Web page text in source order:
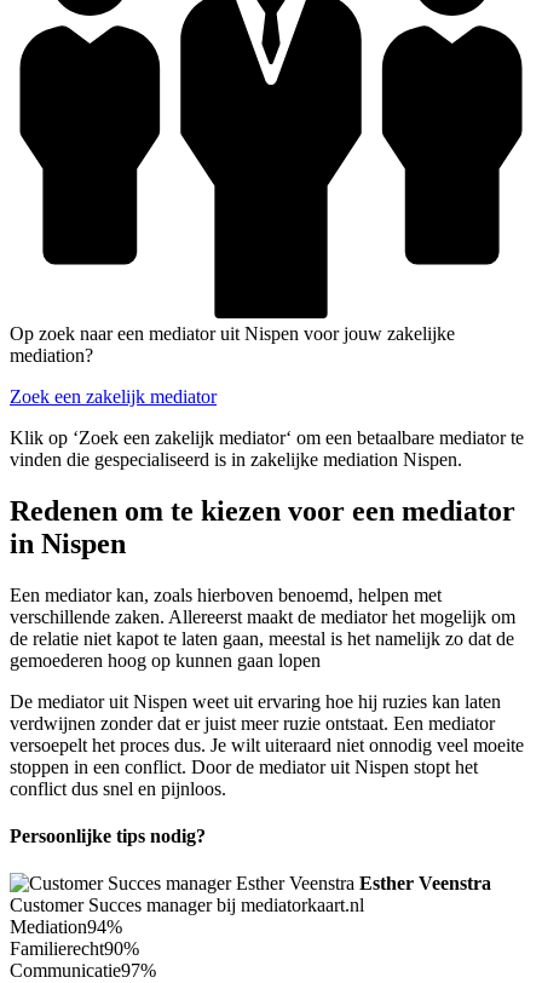
Op zoek naar een mediator uit Nispen voor jouw zakelijke
mediation?
Zoek een zakelijk mediator
Klik op ‘Zoek een zakelijk mediator‘ om een betaalbare mediator te
vinden die gespecialiseerd is in zakelijke mediation Nispen.
Redenen om te kiezen voor een mediator
in Nispen
Een mediator kan, zoals hierboven benoemd, helpen met
verschillende zaken. Allereerst maakt de mediator het mogelijk om
de relatie niet kapot te laten gaan, meestal is het namelijk zo dat de
gemoederen hoog op kunnen gaan lopen
De mediator uit Nispen weet uit ervaring hoe hij ruzies kan laten
verdwijnen zonder dat er juist meer ruzie ontstaat. Een mediator
versoepelt het proces dus. Je wilt uiteraard niet onnodig veel moeite
stoppen in een conflict. Door de mediator uit Nispen stopt het
conflict dus snel en pijnloos.
Persoonlijke tips nodig?
Esther Veenstra
Customer Succes manager bij mediatorkaart.nl
Mediation94%
Familierecht90%
Communicatie97%